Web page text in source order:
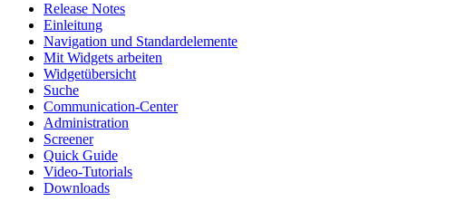
Release Notes
Einleitung
Navigation und Standardelemente
Mit Widgets arbeiten
Widgetübersicht
Suche
Communication-Center
Administration
Screener
Quick Guide
Video-Tutorials
Downloads